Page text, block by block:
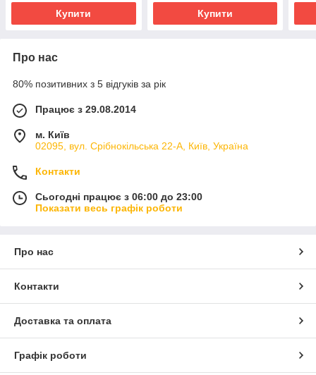
Купити Купити
Про нас
80% позитивних з 5 відгуків за рік
Працює з 29.08.2014
м. Київ
02095, вул. Срібнокільська 22-А, Київ, Україна
Контакти
Сьогодні працює з 06:00 до 23:00
Показати весь графік роботи
Про нас
Контакти
Доставка та оплата
Графік роботи